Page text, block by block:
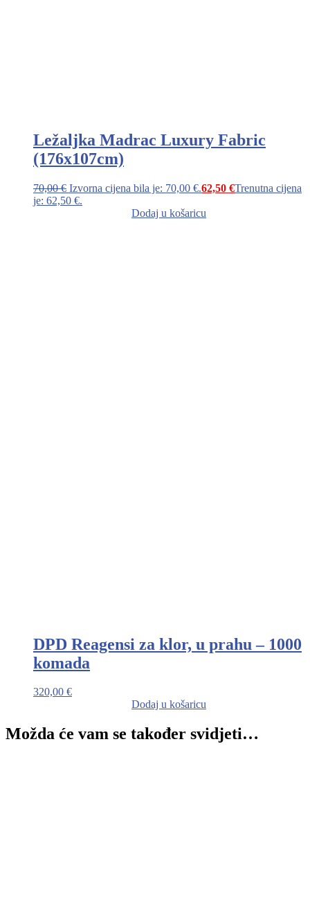
Ležaljka Madrac Luxury Fabric
(176x107cm)
70,00€ Izvorna cijena bila je: 70,00 €.62,50 €Trenutna cijena
je: 62,50 €.
Dodaj u košaricu
DPD Reagensi za klor, u prahu – 1000
komada
320,00 €
Dodaj u košaricu
Možda će vam se također svidjeti…